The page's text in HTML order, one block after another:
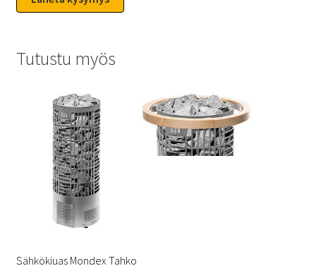
Tutustu myös
Sähkökiuas Mondex Tahko